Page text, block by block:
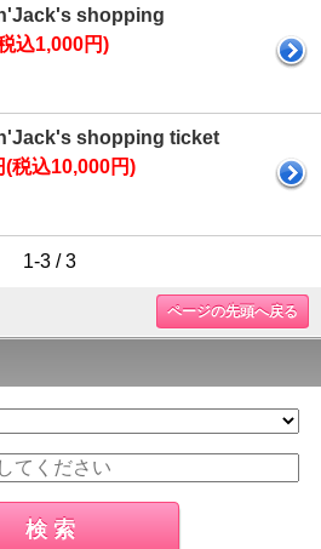
shopping
込1,000円)
shopping ticket
(税込10,000円)
1-3 / 3
ページの先頭へ戻る